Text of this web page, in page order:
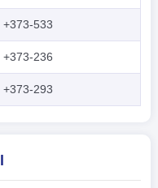
+373-533
+373-236
+373-293